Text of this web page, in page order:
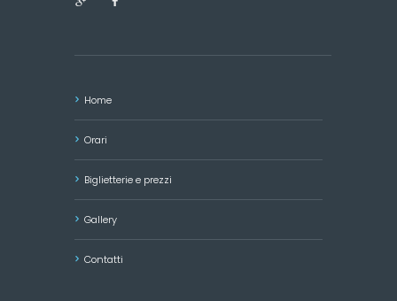
Home
Orari
Biglietterie e prezzi
Gallery
Contatti